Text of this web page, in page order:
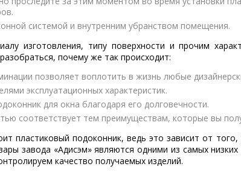
системой и внутренним убранством помещения.
изготовления, типу поверхности и прочим
почему же так происходит:
позволяет воплотить в жизнь любые
эксплуатационных характеристик.
для окна благодаря его долговечности.
соответствует тем преимуществам, которые вы
пластиковый подоконник, ведь это зависит от того,
завода «Адисэм» являются одними из самых
качество получаемых изделий.